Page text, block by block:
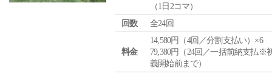
（1日2コマ）
回数
全24回
料金
14,580円（4回／分割支払い）×6
79,380円（24回／一括前納支払※
義開始前まで）